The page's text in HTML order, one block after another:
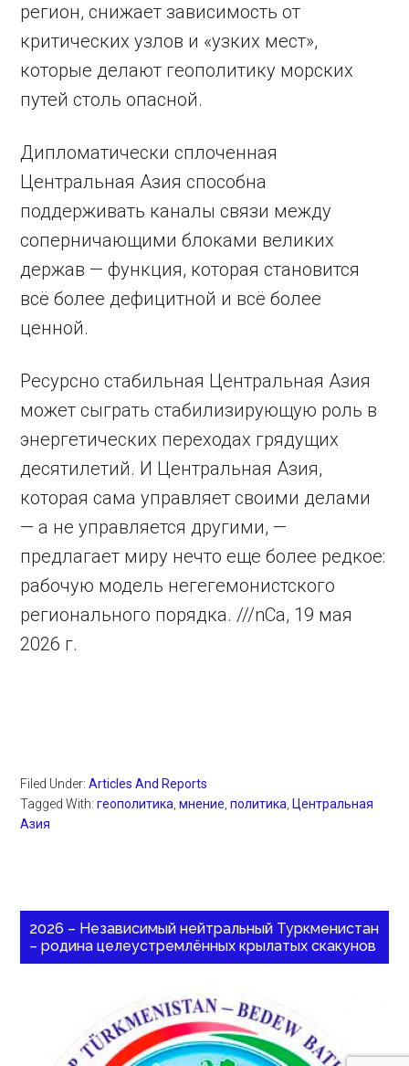
регион, снижает зависимость от
критических узлов и «узких мест»,
которые делают геополитику морских
путей столь опасной.
Дипломатически сплоченная
Центральная Азия способна
поддерживать каналы связи между
соперничающими блоками великих
держав — функция, которая становится
всё более дефицитной и всё более
ценной.
Ресурсно стабильная Центральная Азия
может сыграть стабилизирующую роль в
энергетических переходах грядущих
десятилетий. И Центральная Азия,
которая сама управляет своими делами
— а не управляется другими, —
предлагает миру нечто еще более редкое:
рабочую модель негегемонистского
регионального порядка. ///nCa, 19 мая
2026 г.
Filed Under:Articles And Reports
Tagged With:геополитика ,мнение ,политика Центральная
Азия
2026 – Независимый нейтральный Туркменистан
– родина целеустремлённых крылатых скакунов